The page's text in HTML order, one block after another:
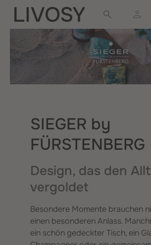
springen
SIEGER by
FÜRSTENBERG
Design, das den
vergoldet
Besondere Momente brauchen
einen besonderen Anlass.
ein schön gedeckter Tisch, ein